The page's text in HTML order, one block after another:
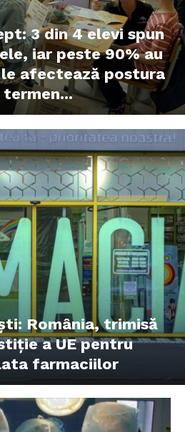
3 din 4 elevi spun
iar peste 90% au
afectează postura
România, trimisă
a UE pentru
farmaciilor